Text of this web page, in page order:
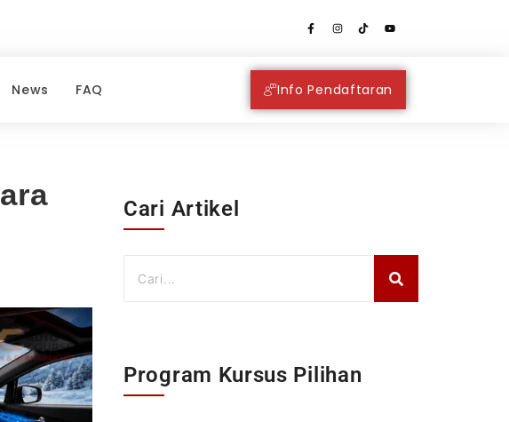
News FAQ Info Pendaftaran
Cari Artikel
Program Kursus Pilihan